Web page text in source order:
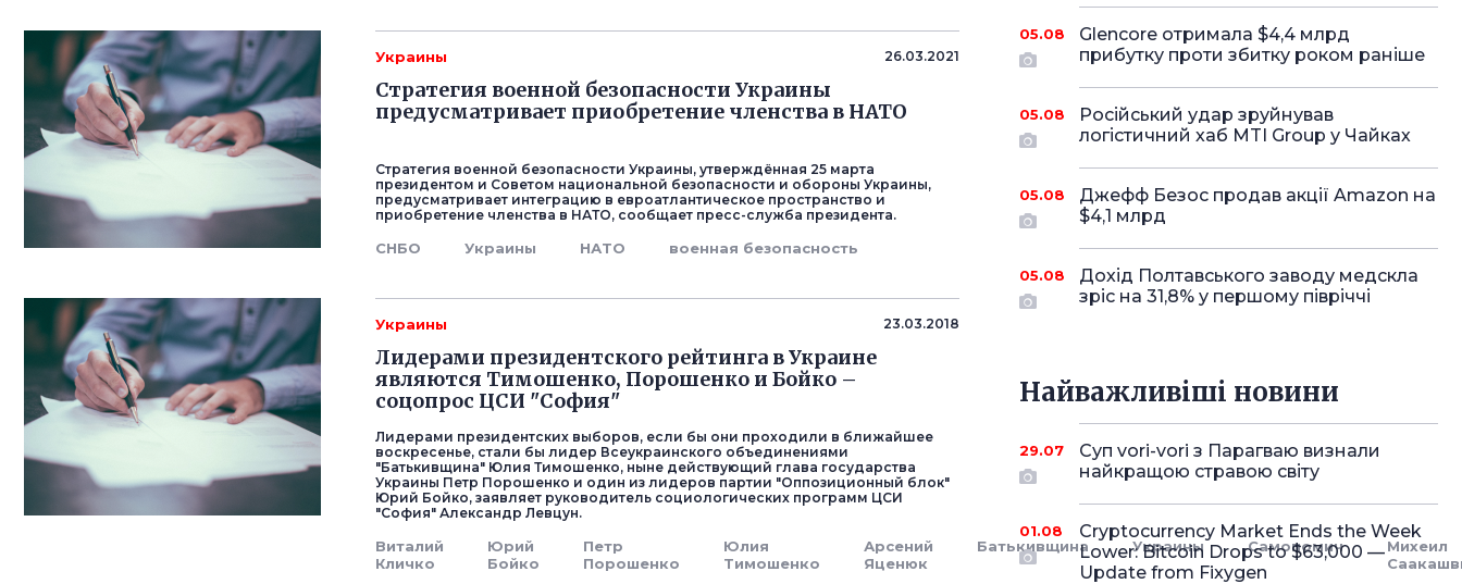
Украины 26.03.2021
Стратегия военной безопасности Украины
предусматривает приобретение членства в НАТО
Стратегия военной безопасности Украины, утверждённая 25 марта
президентом и Советом национальной безопасности и обороны Украины,
предусматривает интеграцию в евроатлантическое пространство и
приобретение членства в НАТО, сообщает пресс-служба президента.
СНБО Украины НАТО военная безопасность
Украины 23.03.2018
Лидерами президентского рейтинга в Украине
являются Тимошенко, Порошенко и Бойко –
соцопрос ЦСИ "София"
Лидерами президентских выборов, если бы они проходили в ближайшее
воскресенье, стали бы лидер Всеукраинского объединениями
"Батькивщина" Юлия Тимошенко, ныне действующий глава государства
Украины Петр Порошенко и один из лидеров партии "Оппозиционный блок"
Юрий Бойко, заявляет руководитель социологических программ ЦСИ
"София" Александр Левцун.
Виталий
Кличко
Юрий
Бойко
Петр
Порошенко
Юлия
Тимошенко
Арсений
Яценюк
Батькивщина Украины Самопомич
Михеил
05.08
Glencore отримала $4,4 млрд
прибутку проти збитку роком раніше
05.08
Російський удар зруйнував
логістичний хаб MTI Group у Чайках
05.08
Джефф Безос продав акції Amazon на
$4,1 млрд
05.08
Дохід Полтавського заводу медскла
зріс на 31,8% у першому півріччі
Найважливіші новини
29.07
Суп vori-vori з Парагваю визнали
найкращою стравою світу
01.08
Cryptocurrency Market Ends the Week
Lower: Bitcoin Drops to $63,000 —
Update from Fixygen